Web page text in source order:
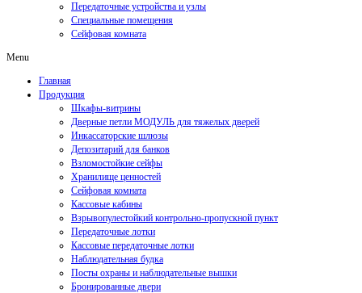
Передаточные устройства и узлы
Специальные помещения
Сейфовая комната
Menu
Главная
Продукция
Шкафы-витрины
Дверные петли МОДУЛЬ для тяжелых дверей
Инкассаторские шлюзы
Депозитарий для банков
Взломостойкие сейфы
Хранилище ценностей
Сейфовая комната
Кассовые кабины
Взрывопулестойкий контрольно-пропускной пункт
Передаточные лотки
Кассовые передаточные лотки
Наблюдательная будка
Посты охраны и наблюдательные вышки
Бронированные двери